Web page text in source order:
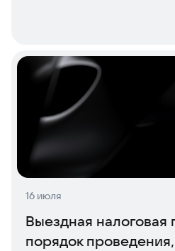
16 июля
Выездная налоговая
порядок